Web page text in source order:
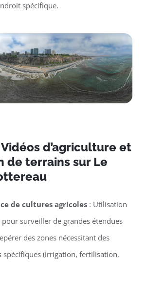
spécifique.
d’agriculture et
de terrains sur Le
de cultures agricoles: Utilisation
pour surveiller de grandes étendues
des zones nécessitant des
spécifiques (irrigation, fertilisation,